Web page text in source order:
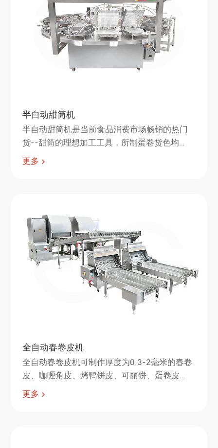
半自动甜筒机
半自动甜筒机是当前食品消费市场畅销的热门
货--甜筒的理想加工工具，所制蛋卷货色均
匀，色泽鲜艳、香酥可口、清洁卫生。
更多
全自动春卷皮机
全自动春卷皮机可制作厚度为0.3-2毫米的春卷
皮、咖喱角皮、烤鸭饼皮、可丽饼、蛋卷皮
等。 春卷皮机操作方便，皮子厚薄可调，尺寸
更多